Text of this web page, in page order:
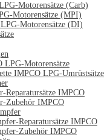
Motorensätze (Carb)
Motorensätze (MPI)
Motorensätze (DI)
LPG-Motorensätze
IMPCO LPG-Umrüstsätze
Reparatursätze IMPCO
Zubehör IMPCO
Reparatursätze IMPCO
Zubehör IMPCO